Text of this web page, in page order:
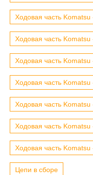
Ходовая часть
Ходовая часть Komatsu
Ходовая часть
Ходовая часть Komatsu
Ходовая часть Komatsu
Ходовая часть
Ходовая часть
Цепи в сборе